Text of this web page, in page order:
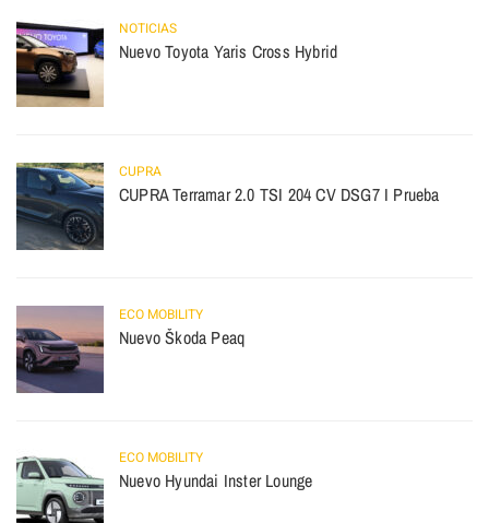
NOTICIAS
Nuevo Toyota Yaris Cross Hybrid
CUPRA
CUPRA Terramar 2.0 TSI 204 CV DSG7 I Prueba
ECO MOBILITY
Nuevo Škoda Peaq
ECO MOBILITY
Nuevo Hyundai Inster Lounge